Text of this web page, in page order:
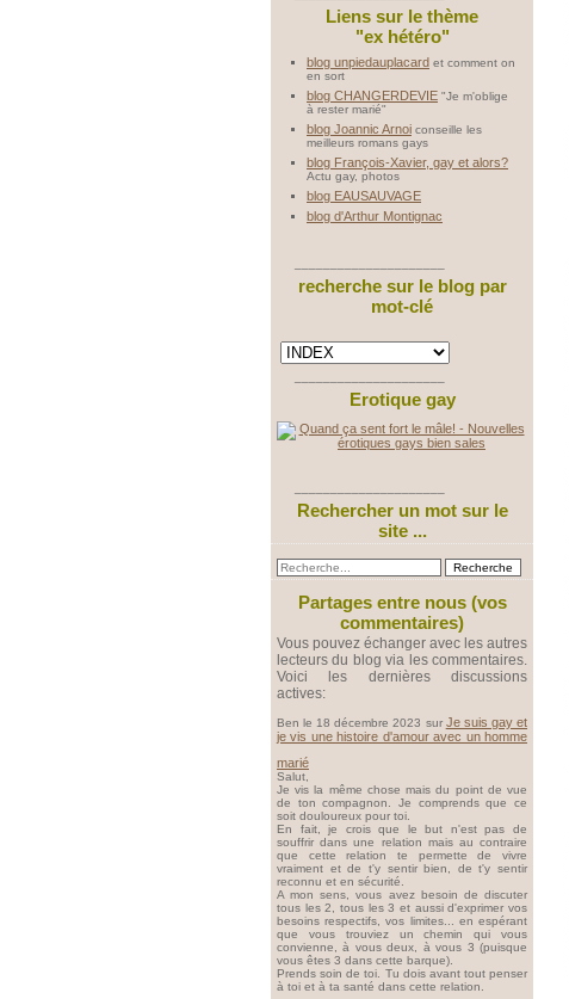
Liens sur le thème
"ex hétéro"
blog unpiedauplacard et comment on
en sort
blog CHANGERDEVIE "Je m'oblige
à rester marié"
blog Joannic Arnoi conseille les
meilleurs romans gays
blog François-Xavier, gay et alors?
Actu gay, photos
blog EAUSAUVAGE
blog d'Arthur Montignac
recherche sur le blog par
mot-clé
Erotique gay
Rechercher un mot sur le
site ...
Partages entre nous (vos
commentaires)
Vous pouvez échanger avec les autres
lecteurs du blog via les commentaires.
Voici les dernières discussions
actives:
Ben le 18 décembre 2023 sur Je suis gay et
je vis une histoire d'amour avec un homme
marié
Salut,
Je vis la même chose mais du point de vue
de ton compagnon. Je comprends que ce
soit douloureux pour toi.
En fait, je crois que le but n'est pas de
souffrir dans une relation mais au contraire
que cette relation te permette de vivre
vraiment et de t'y sentir bien, de t'y sentir
reconnu et en sécurité.
A mon sens, vous avez besoin de discuter
tous les 2, tous les 3 et aussi d'exprimer vos
besoins respectifs, vos limites... en espérant
que vous trouviez un chemin qui vous
convienne, à vous deux, à vous 3 (puisque
vous êtes 3 dans cette barque).
Prends soin de toi. Tu dois avant tout penser
à toi et à ta santé dans cette relation.